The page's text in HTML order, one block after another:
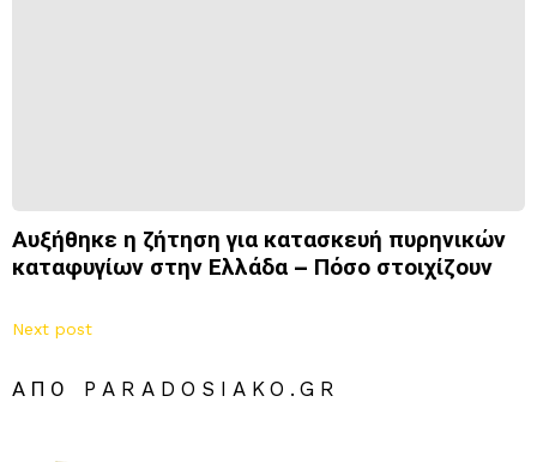
Αυξήθηκε η ζήτηση για κατασκευή πυρηνικών
καταφυγίων στην Ελλάδα – Πόσο στοιχίζουν
Next post
ΑΠΌ PARADOSIAKO.GR